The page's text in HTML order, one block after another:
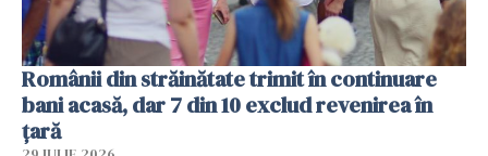
Românii din străinătate trimit în continuare
bani acasă, dar 7 din 10 exclud revenirea în
țară